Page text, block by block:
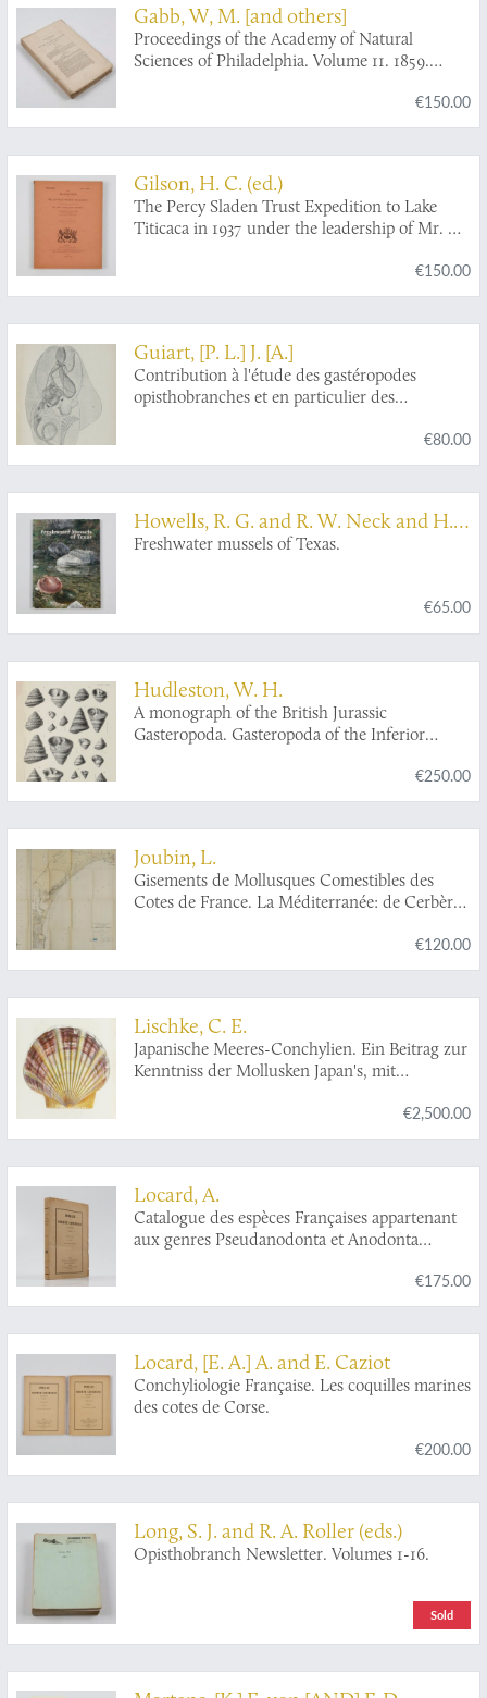
Septième Partie. Études sur les mollusques
terrestres et fluviatiles du Mexique et du
Guatemala.
Gabb, W, M. [and others]
Proceedings of the Academy of Natural
Sciences of Philadelphia. Volume 11. 1859.
€150.00
Gilson, H. C. (ed.)
The Percy Sladen Trust Expedition to Lake
Titicaca in 1937 under the leadership of Mr. H.
€150.00
Guiart, [P. L.] J. [A.]
Contribution à l'étude des gastéropodes
opisthobranches et en particulier des
€80.00
Howells, R. G. and R. W. Neck and H.
D. Murray
Freshwater mussels of Texas.
€65.00
Hudleston, W. H.
A monograph of the British Jurassic
Gasteropoda. Gasteropoda of the Inferior
€250.00
Joubin, L.
Gisements de Mollusques Comestibles des
Cotes de France. La Méditerranée: de Cerbère
€120.00
Lischke, C. E.
Japanische Meeres-Conchylien. Ein Beitrag zur
Kenntniss der Mollusken Japan's, mit
Verbreitung derselben. I - III. [Complete].€2,500.00
Locard, A.
Catalogue des espèces Françaises appartenant
aux genres Pseudanodonta et Anodonta
€175.00
Locard, [E. A.] A. and E. Caziot
Conchyliologie Française. Les coquilles marines
des cotes de Corse.
€200.00
Long, S. J. and R. A. Roller (eds.)
Opisthobranch Newsletter. Volumes 1-16.
Sold